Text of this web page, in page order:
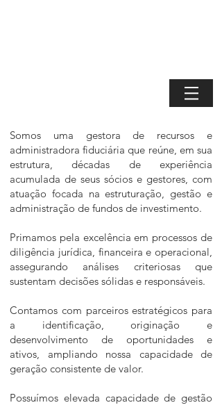
Somos uma gestora de recursos e
administradora fiduciária que reúne, em sua
estrutura, décadas de experiência
acumulada de seus sócios e gestores, com
atuação focada na estruturação, gestão e
administração de fundos de investimento.
Primamos pela excelência em processos de
diligência jurídica, financeira e operacional,
assegurando análises criteriosas que
sustentam decisões sólidas e responsáveis.
Contamos com parceiros estratégicos para
a identificação, originação e
desenvolvimento de oportunidades e
ativos, ampliando nossa capacidade de
geração consistente de valor.
Possuímos elevada capacidade de gestão